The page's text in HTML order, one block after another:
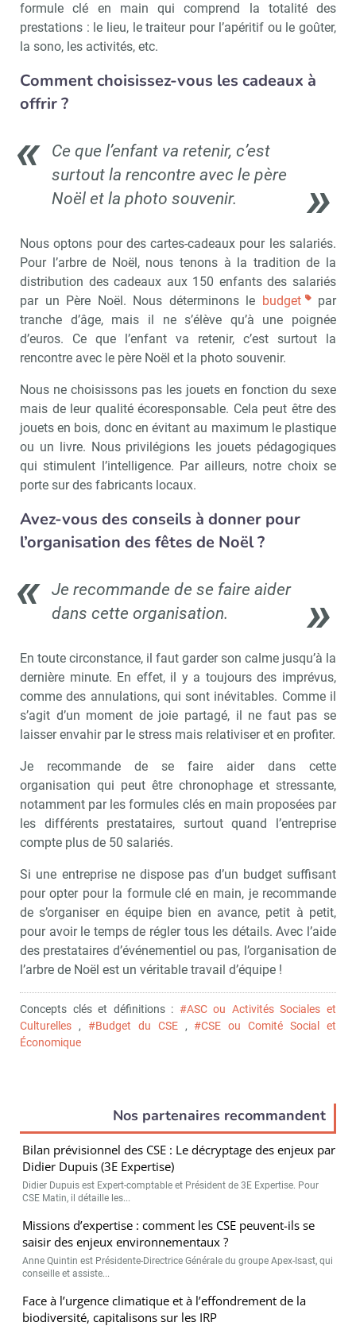
formule clé en main qui comprend la totalité des
prestations : le lieu, le traiteur pour l’apéritif ou le goûter,
la sono, les activités, etc.
Comment choisissez-vous les cadeaux à
offrir ?
Ce que l’enfant va retenir, c’est
surtout la rencontre avec le père
Noël et la photo souvenir.
Nous optons pour des cartes-cadeaux pour les salariés.
Pour l’arbre de Noël, nous tenons à la tradition de la
distribution des cadeaux aux 150 enfants des salariés
par un Père Noël. Nous déterminons le budget
par
tranche d’âge, mais il ne s’élève qu’à une poignée
d’euros. Ce que l’enfant va retenir, c’est surtout la
rencontre avec le père Noël et la photo souvenir.
Nous ne choisissons pas les jouets en fonction du sexe
mais de leur qualité écoresponsable. Cela peut être des
jouets en bois, donc en évitant au maximum le plastique
ou un livre. Nous privilégions les jouets pédagogiques
qui stimulent l’intelligence. Par ailleurs, notre choix se
porte sur des fabricants locaux.
Avez-vous des conseils à donner pour
l’organisation des fêtes de Noël ?
Je recommande de se faire aider
dans cette organisation.
En toute circonstance, il faut garder son calme jusqu’à la
dernière minute. En effet, il y a toujours des imprévus,
comme des annulations, qui sont inévitables. Comme il
s’agit d’un moment de joie partagé, il ne faut pas se
laisser envahir par le stress mais relativiser et en profiter.
Je recommande de se faire aider dans cette
organisation qui peut être chronophage et stressante,
notamment par les formules clés en main proposées par
les différents prestataires, surtout quand l’entreprise
compte plus de 50 salariés.
Si une entreprise ne dispose pas d’un budget suffisant
pour opter pour la formule clé en main, je recommande
de s’organiser en équipe bien en avance, petit à petit,
pour avoir le temps de régler tous les détails. Avec l’aide
des prestataires d’événementiel ou pas, l’organisation de
l’arbre de Noël est un véritable travail d’équipe !
Concepts clés et définitions : #ASC ou Activités Sociales et
Culturelles , #Budget du CSE,#CSE ou Comité Social et
Économique
Nos partenaires recommandent
Bilan prévisionnel des CSE : Le décryptage des enjeux par
Didier Dupuis (3E Expertise)
Didier Dupuis est Expert-comptable et Président de 3E Expertise. Pour
CSE Matin, il détaille les...
Missions d’expertise : comment les CSE peuvent-ils se
saisir des enjeux environnementaux ?
Anne Quintin est Présidente-Directrice Générale du groupe Apex-Isast, qui
conseille et assiste...
Face à l’urgence climatique et à l’effondrement de la
biodiversité, capitalisons sur les IRP
Valider
Non merci, je reçois déjà